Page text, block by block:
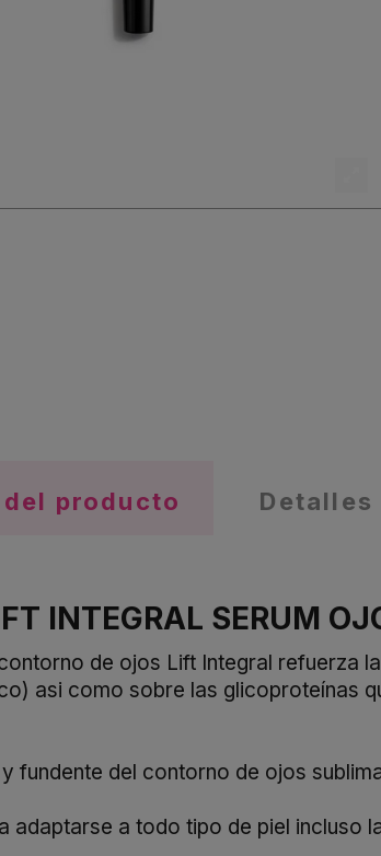
producto Detalles
INTEGRAL SERUM
de ojos Lift Integral refuerza
asi como sobre las glicoproteínas
fundente del contorno de ojos
adaptarse a todo tipo de piel incluso